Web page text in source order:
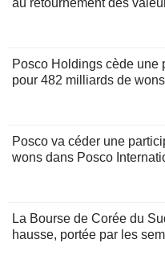
Posco Holdings cède une
pour 482 milliards de wons
Posco va céder une
wons dans Posco
La Bourse de Corée du
hausse, portée par les